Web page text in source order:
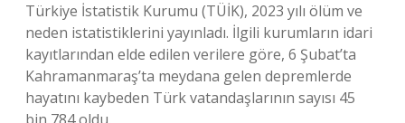
Türkiye İstatistik Kurumu (TÜİK), 2023 yılı ölüm ve
neden istatistiklerini yayınladı. İlgili kurumların idari
kayıtlarından elde edilen verilere göre, 6 Şubat’ta
Kahramanmaraş’ta meydana gelen depremlerde
hayatını kaybeden Türk vatandaşlarının sayısı 45